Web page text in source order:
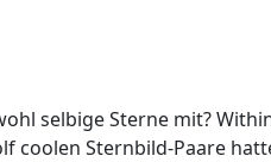
selbige Sterne mit?
coolen Sternbild-Paare